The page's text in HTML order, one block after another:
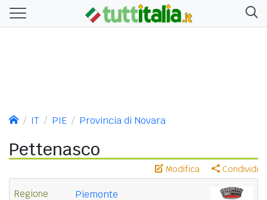
IT PIE Provincia di Novara
Pettenasco
Modifica Condividi
Regione Piemonte